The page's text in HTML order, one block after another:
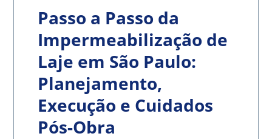
Passo a Passo da
Impermeabilização de
Laje em São Paulo:
Planejamento,
Execução e Cuidados
Pós-Obra